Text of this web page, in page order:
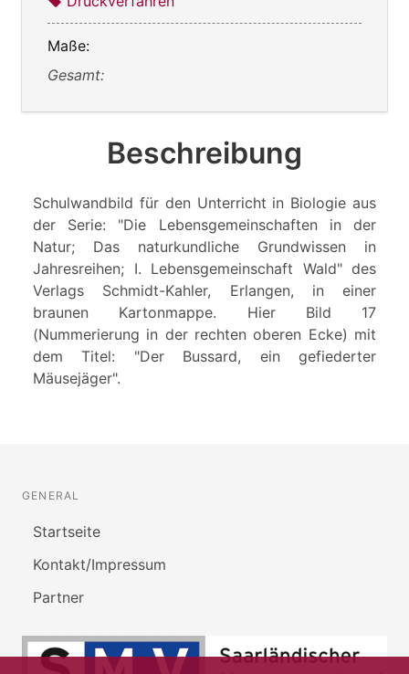
Maße:
Gesamt:
Beschreibung
Schulwandbild für den Unterricht in Biologie aus
der Serie: "Die Lebensgemeinschaften in der
Natur; Das naturkundliche Grundwissen in
Jahresreihen; I. Lebensgemeinschaft Wald" des
Verlags Schmidt-Kahler, Erlangen, in einer
braunen Kartonmappe. Hier Bild 17
(Nummerierung in der rechten oberen Ecke) mit
dem Titel: "Der Bussard, ein gefiederter
Mäusejäger".
GENERAL
Startseite
Kontakt/Impressum
Partner